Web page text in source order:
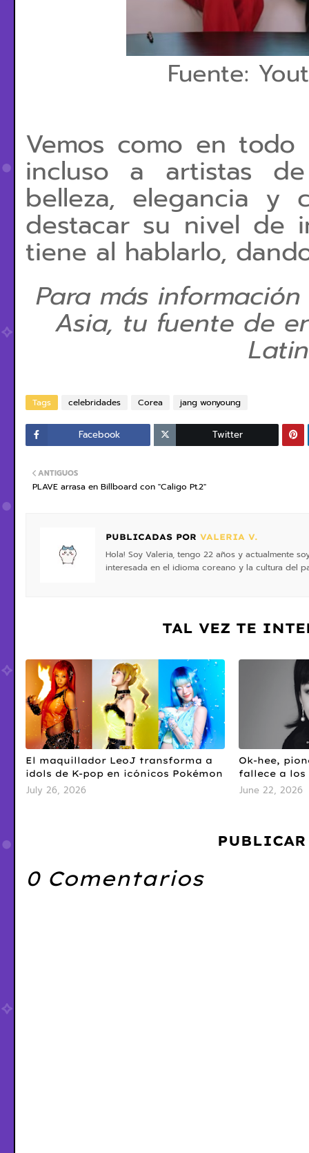
Fuente:
Vemos como en
incluso a artistas
belleza, elegancia y
destacar su nivel
tiene al hablarlo,
Para más
Asia, tu fuente de
Tags celebridades Corea jang wonyoung
Facebook Twitter
ANTIGUOS
PLAVE arrasa en Billboard con "Caligo Pt.2"
PUBLICADAS POR VALERIA V.
Hola! Soy Valeria, tengo 22 años y actualmente
interesada en el idioma coreano y la cultura del
TAL VEZ TE
El maquillador LeoJ transforma a
idols de K-pop en icónicos Pokémon
July 26, 2026
Ok-hee,
fallece a los
June 22, 2026
0 Comentarios